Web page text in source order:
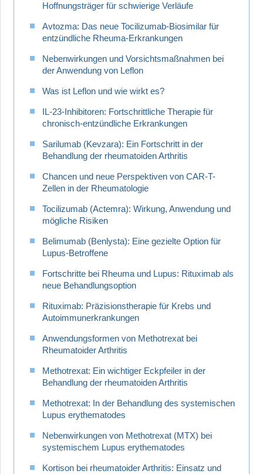
Hoffnungsträger für schwierige Verläufe
Avtozma: Das neue Tocilizumab-Biosimilar für
entzündliche Rheuma-Erkrankungen
Nebenwirkungen und Vorsichtsmaßnahmen bei
der Anwendung von Leflon
Was ist Leflon und wie wirkt es?
IL-23-Inhibitoren: Fortschrittliche Therapie für
chronisch-entzündliche Erkrankungen
Sarilumab (Kevzara): Ein Fortschritt in der
Behandlung der rheumatoiden Arthritis
Chancen und neue Perspektiven von CAR-T-
Zellen in der Rheumatologie
Tocilizumab (Actemra): Wirkung, Anwendung und
mögliche Risiken
Belimumab (Benlysta): Eine gezielte Option für
Lupus-Betroffene
Fortschritte bei Rheuma und Lupus: Rituximab als
neue Behandlungsoption
Rituximab: Präzisionstherapie für Krebs und
Autoimmunerkrankungen
Anwendungsformen von Methotrexat bei
Rheumatoider Arthritis
Methotrexat: Ein wichtiger Eckpfeiler in der
Behandlung der rheumatoiden Arthritis
Methotrexat: In der Behandlung des systemischen
Lupus erythematodes
Nebenwirkungen von Methotrexat (MTX) bei
systemischem Lupus erythematodes
Kortison bei rheumatoider Arthritis: Einsatz und